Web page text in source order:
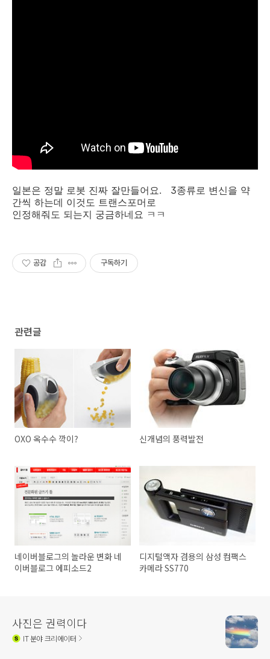
일본은 정말 로봇 진짜 잘만들어요. 3종류로 변신을 약
간씩 하는데 이것도 트랜스포머로
인정해줘도 되는지 궁금하네요 ㅋㅋ
공감 구독하기
관련글
OXO 옥수수 깍이? 신개념의 풍력발전
네이버블로그의 놀라운 변화 네
이버블로그 에피소드2
디지털액자 겸용의 삼성 컴팩스
카메라 SS770
사진은 권력이다
IT분야 크리에이터